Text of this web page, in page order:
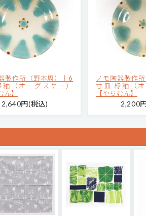
製作所（野本周）｜6
（オーグスヤー）
ん】
2,640円(税込)
ノモ陶器製作
寸皿 緑釉（オ
【やちむん】
2,200